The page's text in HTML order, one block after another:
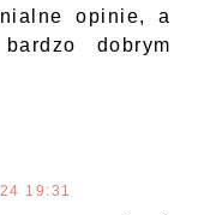
opinie, a
dobrym
19:31